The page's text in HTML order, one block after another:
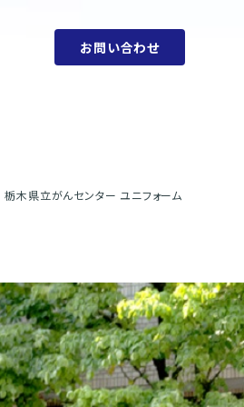
お問い合わせ
栃木県立がんセンター ユニフォーム